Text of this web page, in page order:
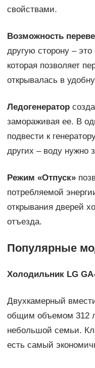
свойствами.
Возможность
другую сторону –
которая позволяет
открывалась в
Ледогенератор
замораживая ее. В
подвести к
других – воду нужно
Режим «Отпуск»
потребляемой
открывания дверей
отъезда.
Популярные
Холодильник LG
Двухкамерный
общим объемом 312
небольшой семьи.
есть самый